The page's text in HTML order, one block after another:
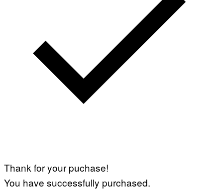
Thank for your puchase!
You have successfully purchased.